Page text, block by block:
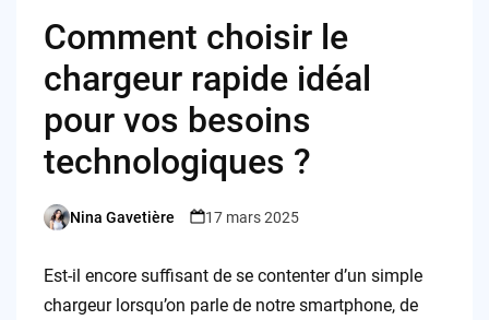
Comment choisir le
chargeur rapide idéal
pour vos besoins
technologiques ?
Posted
Nina Gavetière 17 mars 2025
Est-il encore suffisant de se contenter d’un simple
chargeur lorsqu’on parle de notre smartphone, de